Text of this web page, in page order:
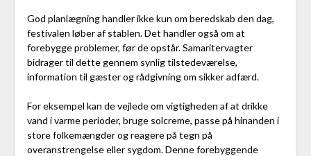
God planlægning handler ikke kun om beredskab den dag,
festivalen løber af stablen. Det handler også om at
forebygge problemer, før de opstår. Samaritervagter
bidrager til dette gennem synlig tilstedeværelse,
information til gæster og rådgivning om sikker adfærd.
For eksempel kan de vejlede om vigtigheden af at drikke
vand i varme perioder, bruge solcreme, passe på hinanden i
store folkemængder og reagere på tegn på
overanstrengelse eller sygdom. Denne forebyggende